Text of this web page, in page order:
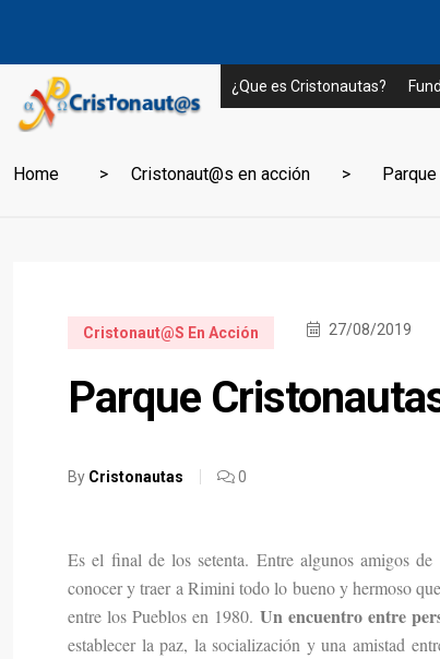
¿Que es Cristonautas?
Home Cristonaut@s en acción
Cristonaut@s En Acción 27/08/2019
Parque
By Cristonautas 0
Es el final de los setenta. Entre algunos amigos de
conocer y traer a Rimini todo lo bueno y hermoso
entre los Pueblos en 1980. Un encuentro entre
establecer la paz, la socialización y una amistad